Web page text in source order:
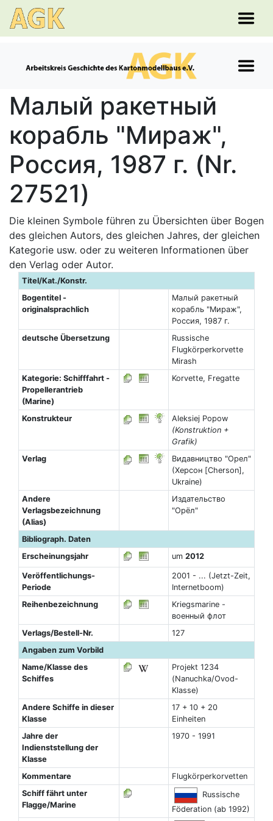
Малый ракетный
корабль "Мираж",
Россия, 1987 г. (Nr.
27521)
Die kleinen Symbole führen zu Übersichten über Bogen
des gleichen Autors, des gleichen Jahres, der gleichen
Kategorie usw. oder zu weiteren Informationen über
den Verlag oder Autor.
Titel/Kat./Konstr.
Bogentitel -
originalsprachlich
Малый ракетный
корабль "Мираж",
Россия, 1987 г.
deutsche Übersetzung
Russische
Flugkörperkorvette
Mirash
Kategorie: Schifffahrt -
Propellerantrieb
(Marine)
Korvette, Fregatte
Konstrukteur
Aleksiej Popow
(Konstruktion +
Grafik)
Verlag
Видавництво "Орел"
(Херсон [Cherson],
Ukraine)
Andere
Verlagsbezeichnung
(Alias)
Издательство
"Орёл"
Bibliograph. Daten
Erscheinungsjahr
um 2012
Veröffentlichungs-
Periode
2001 - ... (Jetzt-Zeit,
Internetboom)
Reihenbezeichnung
Kriegsmarine -
военный флот
Verlags/Bestell-Nr.
127
Angaben zum Vorbild
Name/Klasse des
Schiffes
Projekt 1234
(Nanuchka/Ovod-
Klasse)
Andere Schiffe in dieser
Klasse
17 + 10 + 20
Einheiten
Jahre der
Indienststellung der
Klasse
1970 - 1991
Kommentare
Flugkörperkorvetten
Schiff fährt unter
Flagge/Marine
Russische
Föderation (ab 1992)